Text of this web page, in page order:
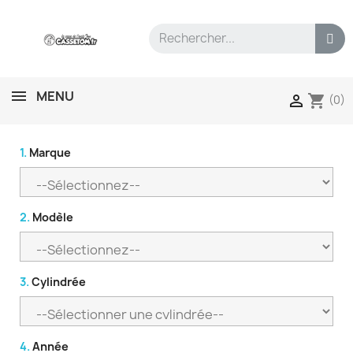
MENU  shopping_cart (0)
1. Marque
2. Modèle
3. Cylindrée
4. Année